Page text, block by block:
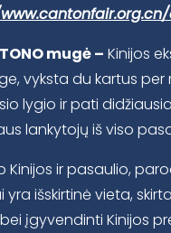
mugė – Kinijos
vyksta du kartus per
lygio ir pati
lankytojų iš viso
Kinijos ir pasaulio,
išskirtinė vieta,
įgyvendinti Kinijos